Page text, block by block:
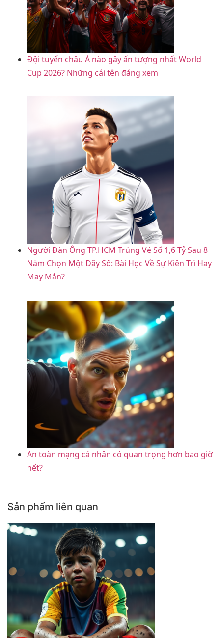
Đội tuyển châu Á nào gây ấn tượng nhất World
Cup 2026? Những cái tên đáng xem
Người Đàn Ông TP.HCM Trúng Vé Số 1,6 Tỷ Sau 8
Năm Chọn Một Dãy Số: Bài Học Về Sự Kiên Trì Hay
May Mắn?
An toàn mạng cá nhân có quan trọng hơn bao giờ
hết?
Sản phẩm liên quan